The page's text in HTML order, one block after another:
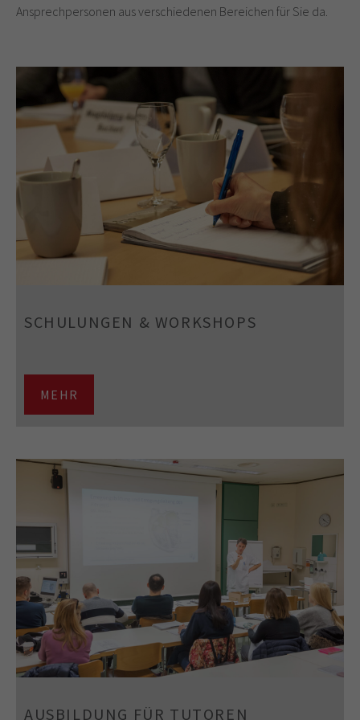
Ansprechpersonen aus verschiedenen Bereichen für Sie da.
SCHULUNGEN & WORKSHOPS
MEHR
AUSBILDUNG FÜR TUTOREN